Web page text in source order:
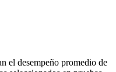
el desempeño promedio de